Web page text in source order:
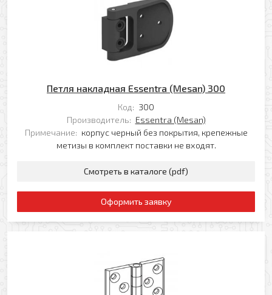
Петля накладная Essentra (Mesan) 300
Код: 300
Производитель: Essentra (Mesan)
Примечание: корпус черный без покрытия, крепежные
метизы в комплект поставки не входят.
Смотреть в каталоге (pdf)
Оформить заявку